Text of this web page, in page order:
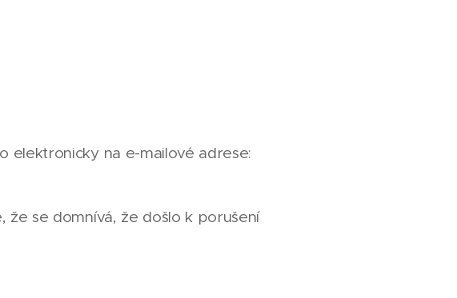
elektronicky na e-mailové adrese:
se domnívá, že došlo k porušení